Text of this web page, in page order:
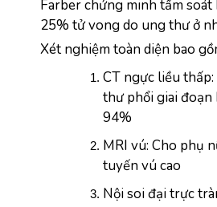
Farber chứng minh tầm soát
25% tử vong do ung thư ở
Xét nghiệm toàn diện bao
CT ngực liều
thư phổi giai đoạn
94%
MRI vú: Cho phụ
tuyến vú cao
Nội soi đại trực